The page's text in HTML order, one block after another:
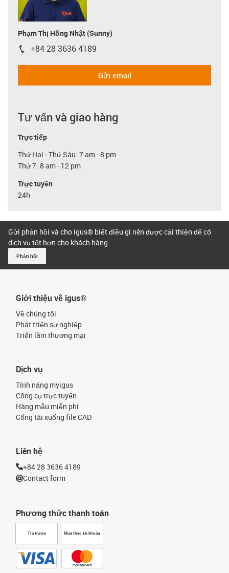
Phạm Thị Hồng Nhật (Sunny)
igus-icon-phone
+84 28 3636 4189
Gửi email
Tư vấn và giao hàng
Trực tiếp
Thứ Hai - Thứ Sáu: 7 am - 8 pm
Thứ 7: 8 am - 12 pm
Trực tuyến
24h
Gửi phản hồi và cho igus® biết điều gì nên được cải thiện để có
dịch vụ tốt hơn cho khách hàng.
Phản hồi
Giới thiệu về igus®
Về chúng tôi
Phát triển sự nghiệp
Triển lãm thương mại
Phương thức thanh toán
Trả trước Mua theo tài khoản
Dịch vụ
Tính năng myigus
Công cụ trực tuyến
Hàng mẫu miễn phí
Cổng tải xuống file CAD
Liên hệ
+84 28 3636 4189
Contact form